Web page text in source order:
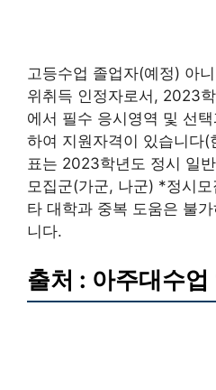
고등수업 졸업자(예정) 아
위취득 인정자로서, 2023
에서 필수 응시영역 및 선
하여 지원자격이 있습니다(
표는 2023학년도 정시 일
모집군(가군, 나군) *정시
타 대학과 중복 도움은 불
니다.
출처 : 아주대수업